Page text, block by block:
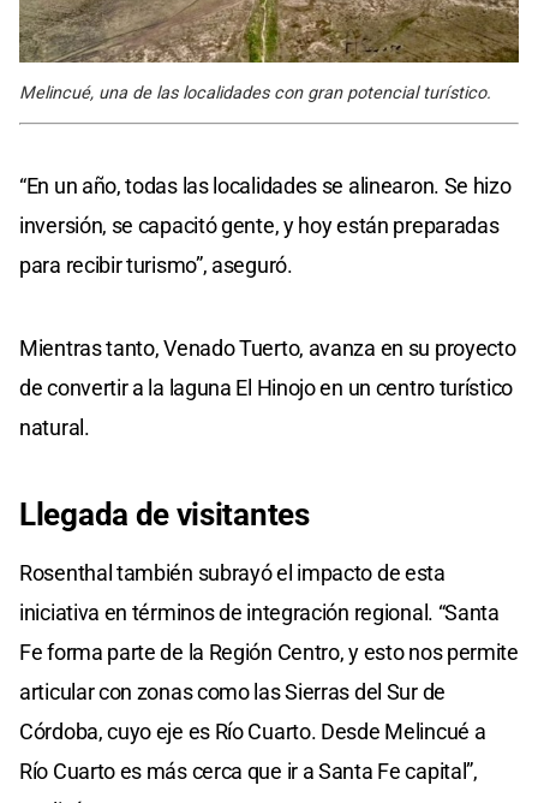
Melincué, una de las localidades con gran potencial turístico.
“En un año, todas las localidades se alinearon. Se hizo
inversión, se capacitó gente, y hoy están preparadas
para recibir turismo”, aseguró.
Mientras tanto, Venado Tuerto, avanza en su proyecto
de convertir a la laguna El Hinojo en un centro turístico
natural.
Llegada de visitantes
Rosenthal también subrayó el impacto de esta
iniciativa en términos de integración regional. “Santa
Fe forma parte de la Región Centro, y esto nos permite
articular con zonas como las Sierras del Sur de
Córdoba, cuyo eje es Río Cuarto. Desde Melincué a
Río Cuarto es más cerca que ir a Santa Fe capital”,